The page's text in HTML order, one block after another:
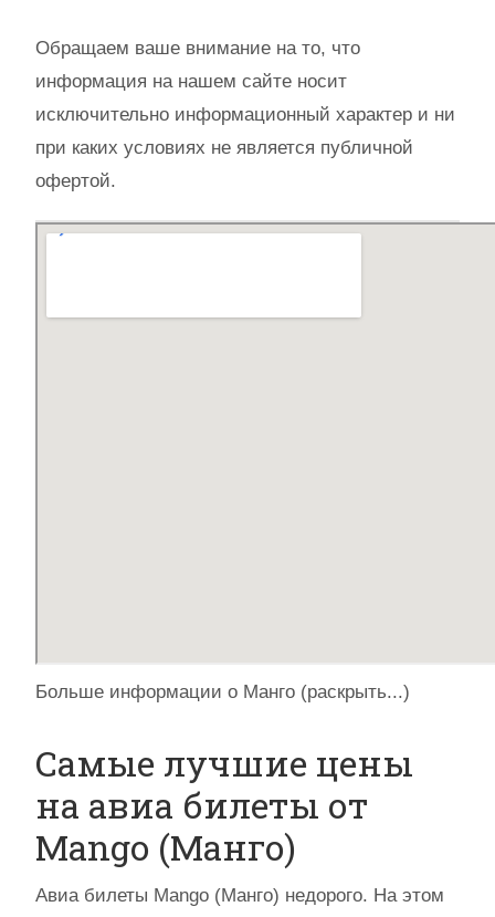
Обращаем ваше внимание на то, что
информация на нашем сайте носит
исключительно информационный характер и ни
при каких условиях не является публичной
офертой.
Больше информации о Манго (раскрыть...)
Самые лучшие цены
на авиа билеты от
Mango (Манго)
Авиа билеты Mango (Манго) недорого. На этом